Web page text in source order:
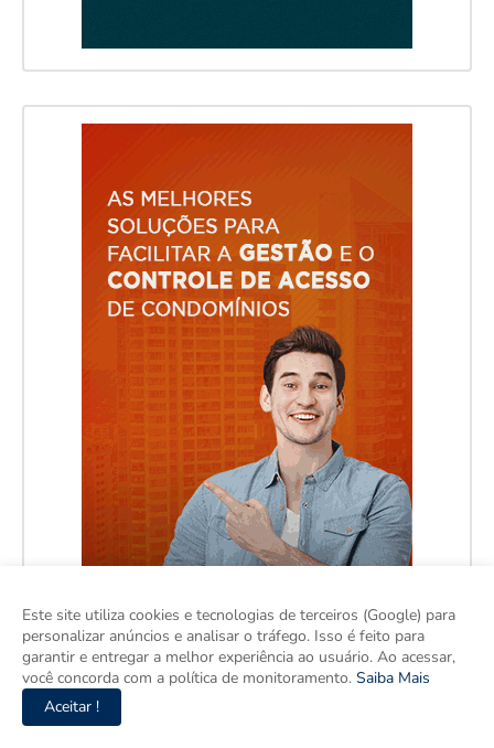
Este site utiliza cookies e tecnologias de terceiros (Google) para
personalizar anúncios e analisar o tráfego. Isso é feito para
garantir e entregar a melhor experiência ao usuário. Ao acessar,
você concorda com a política de monitoramento. Saiba Mais
Aceitar !